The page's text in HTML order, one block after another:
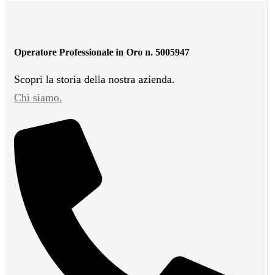
Operatore Professionale in Oro n. 5005947
Scopri la storia della nostra azienda.
Chi siamo.